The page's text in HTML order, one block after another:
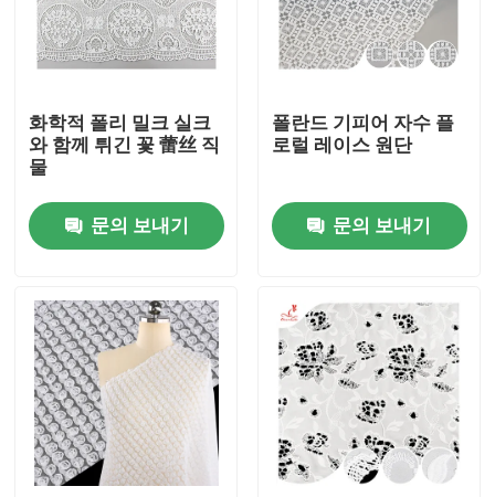
제품
우리에 대하여
공장 여행
화학적 폴리 밀크 실크
와 함께 튀긴 꽃 蕾丝 직
물
문의 보내기
폴란드 기피어 자수 플
로럴 레이스 원단
문의 보내기